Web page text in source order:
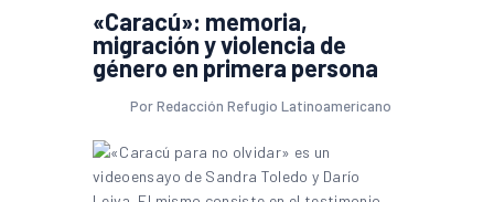
«Caracú»: memoria,
migración y violencia de
género en primera persona
Por Redacción Refugio Latinoamericano